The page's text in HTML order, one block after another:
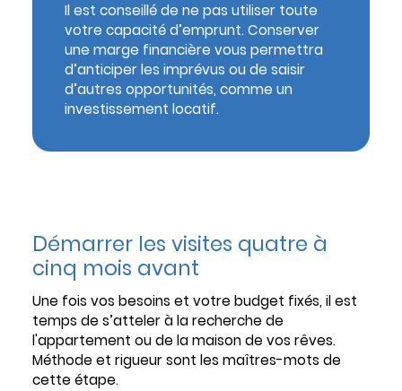
Il est conseillé de ne pas utiliser toute
votre capacité d’emprunt. Conserver
une marge financière vous permettra
d’anticiper les imprévus ou de saisir
d’autres opportunités, comme un
investissement locatif.
Démarrer les visites quatre à
cinq mois avant
Une fois vos besoins et votre budget fixés, il est
temps de s’atteler à la recherche de
l'appartement ou de la maison de vos rêves.
Méthode et rigueur sont les maîtres-mots de
cette étape.